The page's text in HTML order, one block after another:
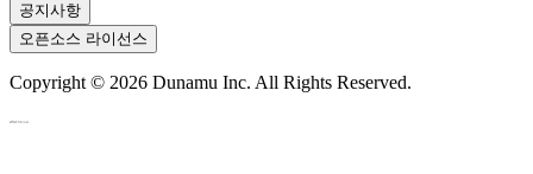
공지사항
오픈소스 라이선스
Copyright © 2026 Dunamu Inc. All Rights Reserved.